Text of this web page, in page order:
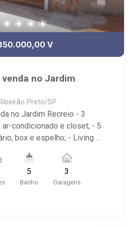
V
no Jardim
Preto/SP
no Jardim Recreio - 3
condicionado e closet; - 5
box e espelho; - Living 2
- Cozinha com armário; -
- Quintal; - Imóvel com
- Espaço Gourmet; -
5
Banho
3
Garagens